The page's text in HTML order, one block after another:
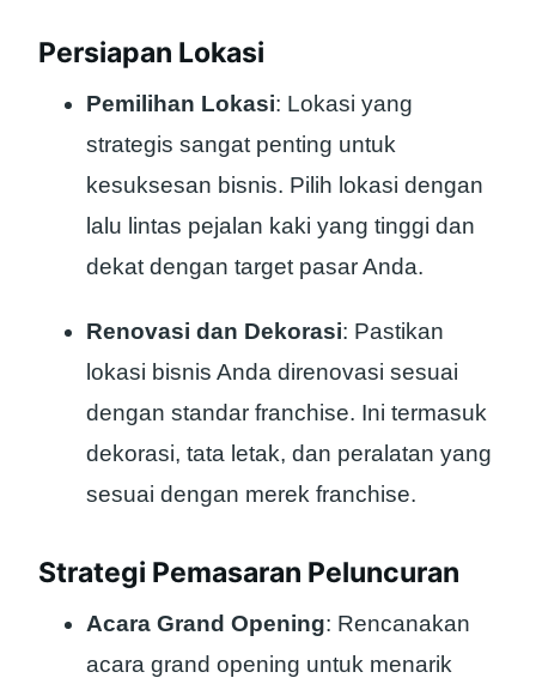
Persiapan Lokasi
Pemilihan Lokasi: Lokasi yang
strategis sangat penting untuk
kesuksesan bisnis. Pilih lokasi dengan
lalu lintas pejalan kaki yang tinggi dan
dekat dengan target pasar Anda.
Renovasi dan Dekorasi: Pastikan
lokasi bisnis Anda direnovasi sesuai
dengan standar franchise. Ini termasuk
dekorasi, tata letak, dan peralatan yang
sesuai dengan merek franchise.
Strategi Pemasaran Peluncuran
Acara Grand Opening: Rencanakan
acara grand opening untuk menarik